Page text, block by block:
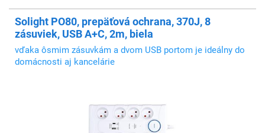
Solight PO80, prepäťová ochrana, 370J, 8
zásuviek, USB A+C, 2m, biela
vďaka ôsmim zásuvkám a dvom USB portom je ideálny do
domácnosti aj kancelárie